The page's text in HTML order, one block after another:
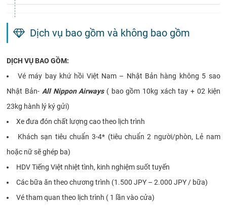
Dịch vụ bao gồm và không bao gồm
DỊCH VỤ BAO GỒM:
Vé máy bay khứ hồi Việt Nam – Nhật Bản hàng không 5 sao
Nhật Bản- All Nippon Airways( bao gồm 10kg xách tay + 02 kiện
23kg hành lý ký gửi)
Xe đưa đón chất lượng cao theo lịch trình
Khách sạn tiêu chuẩn 3-4* (tiêu chuẩn 2 người/phòn, Lẻ nam
hoặc nữ sẽ ghép ba)
HDV Tiếng Việt nhiệt tình, kinh nghiệm suốt tuyến
Các bữa ăn theo chương trình (1.500 JPY – 2.000 JPY / bữa)
Vé tham quan theo lịch trình ( 1 lần vào cửa)